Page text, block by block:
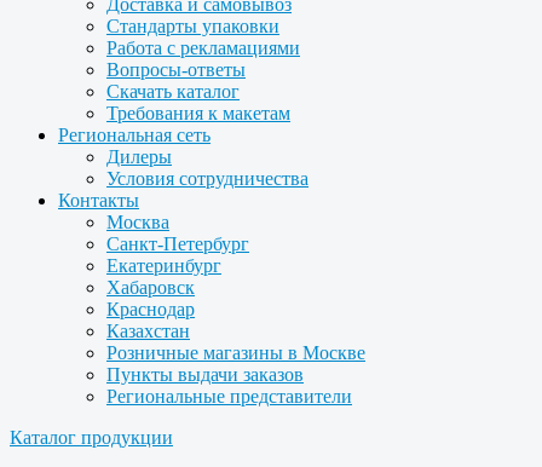
Доставка и самовывоз
Стандарты упаковки
Работа с рекламациями
Вопросы-ответы
Скачать каталог
Требования к макетам
Региональная сеть
Дилеры
Условия сотрудничества
Контакты
Москва
Санкт-Петербург
Екатеринбург
Хабаровск
Краснодар
Казахстан
Розничные магазины в Москве
Пункты выдачи заказов
Региональные представители
Каталог продукции